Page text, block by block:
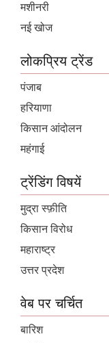
मशीनरी
नई खोज
लोकप्रिय ट्रेंड
पंजाब
हरियाणा
किसान आंदोलन
महंगाई
ट्रेंडिंग विषयें
मुद्रा स्फ़ीति
किसान विरोध
महाराष्ट्र
उत्तर प्रदेश
वेब पर चर्चित
बारिश